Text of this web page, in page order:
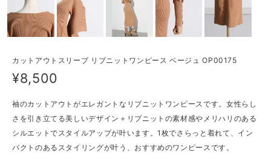
カットアウトスリーブ リブニットワンピース ベージュ OP00175
¥8,500
袖のカットアウトがエレガントなリブニットワンピースです。女性らし
さを引き立てる美しいデザイン＋リブニットの素材感やメリハリのある
シルエットでスタイルアップが叶います。1枚でさらっと着れて、イン
パクトのあるスタイリングが叶う、おすすめのワンピースです。